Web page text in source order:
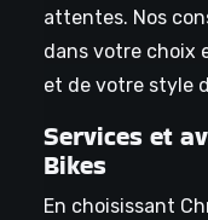
attentes. Nos
dans votre choix
et de votre style
Services et
Bikes
En choisissant